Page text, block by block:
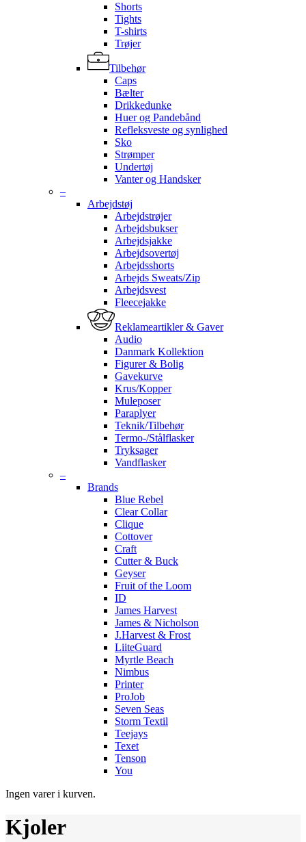
Shorts
Tights
T-shirts
Trøjer
Tilbehør
Caps
Bælter
Drikkedunke
Huer og Pandebånd
Refleksveste og synlighed
Sko
Strømper
Undertøj
Vanter og Handsker
–
Arbejdstøj
Arbejdstrøjer
Arbejdsbukser
Arbejdsjakke
Arbejdsovertøj
Arbejdsshorts
Arbejds Sweats/Zip
Arbejdsvest
Fleecejakke
Reklameartikler & Gaver
Audio
Danmark Kollektion
Figurer & Bolig
Gavekurve
Krus/Kopper
Muleposer
Paraplyer
Teknik/Tilbehør
Termo-/Stålflasker
Tryksager
Vandflasker
–
Brands
Blue Rebel
Clear Collar
Clique
Cottover
Craft
Cutter & Buck
Geyser
Fruit of the Loom
ID
James Harvest
James & Nicholson
J.Harvest & Frost
LiiteGuard
Myrtle Beach
Nimbus
Printer
ProJob
Seven Seas
Storm Textil
Teejays
Texet
Tenson
You
Ingen varer i kurven.
Kjoler